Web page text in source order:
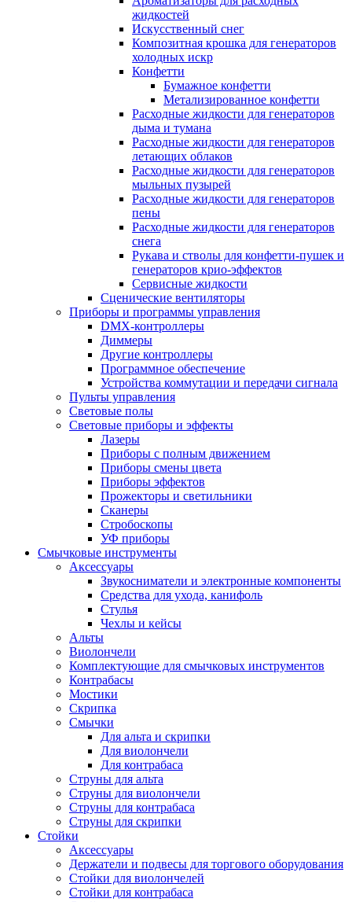
жидкостей
Искусственный снег
Композитная крошка для генераторов
холодных искр
Конфетти
Бумажное конфетти
Метализированное конфетти
Расходные жидкости для генераторов
дыма и тумана
Расходные жидкости для генераторов
летающих облаков
Расходные жидкости для генераторов
мыльных пузырей
Расходные жидкости для генераторов
пены
Расходные жидкости для генераторов
снега
Рукава и стволы для конфетти-пушек и
генераторов крио-эффектов
Сервисные жидкости
Сценические вентиляторы
Приборы и программы управления
DMX-контроллеры
Диммеры
Другие контроллеры
Программное обеспечение
Устройства коммутации и передачи сигнала
Пульты управления
Световые полы
Световые приборы и эффекты
Лазеры
Приборы с полным движением
Приборы смены цвета
Приборы эффектов
Прожекторы и светильники
Сканеры
Стробоскопы
УФ приборы
Смычковые инструменты
Аксессуары
Звукосниматели и электронные компоненты
Средства для ухода, канифоль
Стулья
Чехлы и кейсы
Альты
Виолончели
Комплектующие для смычковых инструментов
Контрабасы
Мостики
Скрипка
Смычки
Для альта и скрипки
Для виолончели
Для контрабаса
Струны для альта
Струны для виолончели
Струны для контрабаса
Струны для скрипки
Стойки
Аксессуары
Держатели и подвесы для торгового оборудования
Стойки для виолончелей
Стойки для контрабаса